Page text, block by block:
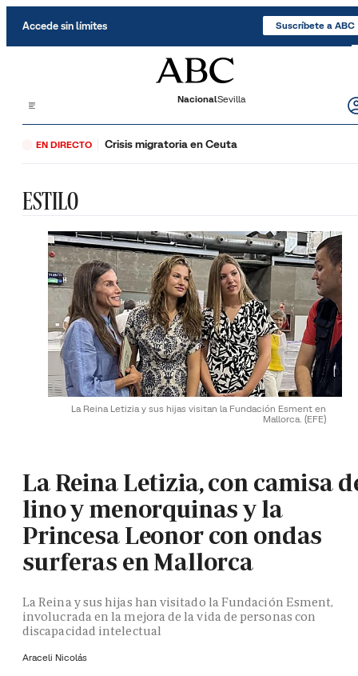
Accede sin límites Suscríbete a ABC
NacionalSevilla
EN DIRECTO Crisis migratoria en Ceuta
ESTILO
La Reina Letizia y sus hijas visitan la Fundación Esment en
Mallorca. (EFE)
La Reina Letizia, con camisa
lino y menorquinas y la
Princesa Leonor con ondas
surferas en Mallorca
La Reina y sus hijas han visitado la Fundación Esment,
involucrada en la mejora de la vida de personas con
discapacidad intelectual
Araceli Nicolás